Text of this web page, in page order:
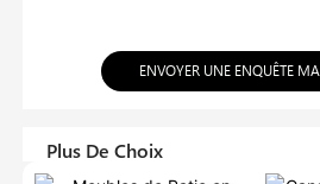
ENVOYER UNE ENQUÊTE
Plus De Choix